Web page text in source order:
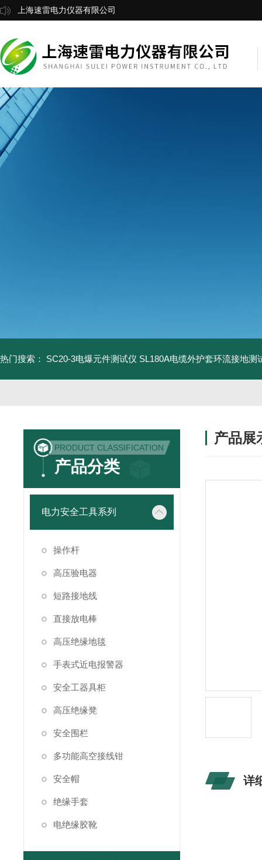
上海速雷电力仪器有限公司
热门搜索： SC20-3电爆元件测试仪 SL180A电缆外护套环流接地测
PRODUCT CLASSIFICATION
产品分类
电力安全工具系列
操作杆
高压验电器
短路接地线
直接放电棒
高压绝缘地毯
手表式近电报警器
安全工器具柜
高压绝缘凳
安全围栏
多功能高空接线钳
安全帽
绝缘手套
电绝缘胶靴
产品展
详